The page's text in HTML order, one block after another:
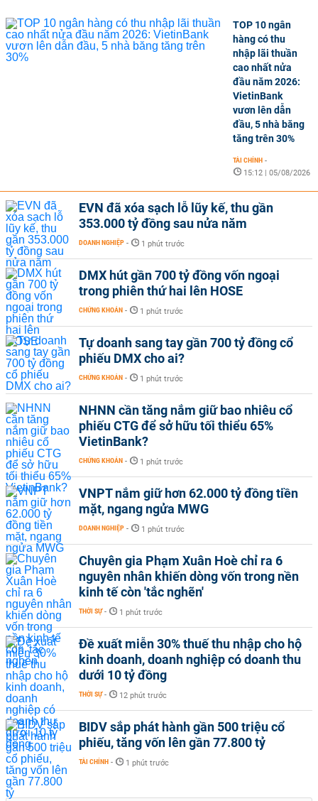
TOP 10 ngân
hàng có thu
nhập lãi thuần
cao nhất nửa
đầu năm 2026:
VietinBank
vươn lên dẫn
đầu, 5 nhà băng
tăng trên 30%
TÀI CHÍNH -
15:12 | 05/08/2026
EVN đã xóa sạch lỗ lũy kế, thu gần
353.000 tỷ đồng sau nửa năm
DOANH NGHIỆP - 1 phút trước
DMX hút gần 700 tỷ đồng vốn ngoại
trong phiên thứ hai lên HOSE
CHỨNG KHOÁN - 1 phút trước
Tự doanh sang tay gần 700 tỷ đồng cổ
phiếu DMX cho ai?
CHỨNG KHOÁN - 1 phút trước
NHNN cần tăng nắm giữ bao nhiêu cổ
phiếu CTG để sở hữu tối thiểu 65%
VietinBank?
CHỨNG KHOÁN - 1 phút trước
VNPT nắm giữ hơn 62.000 tỷ đồng tiền
mặt, ngang ngửa MWG
DOANH NGHIỆP - 1 phút trước
Chuyên gia Phạm Xuân Hoè chỉ ra 6
nguyên nhân khiến dòng vốn trong nền
kinh tế còn 'tắc nghẽn'
THỜI SỰ - 1 phút trước
Đề xuất miễn 30% thuế thu nhập cho hộ
kinh doanh, doanh nghiệp có doanh thu
dưới 10 tỷ đồng
THỜI SỰ - 12 phút trước
BIDV sắp phát hành gần 500 triệu cổ
phiếu, tăng vốn lên gần 77.800 tỷ
TÀI CHÍNH - 1 phút trước